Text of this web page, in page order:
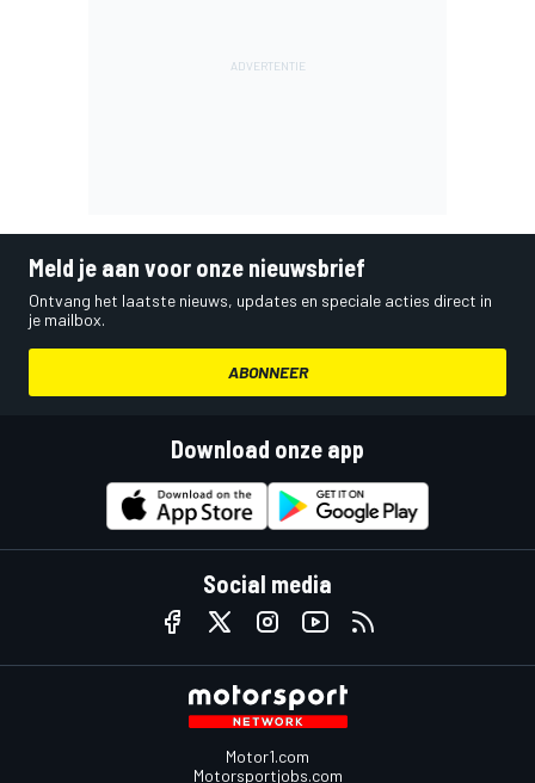
Meld je aan voor onze nieuwsbrief
Ontvang het laatste nieuws, updates en speciale acties direct in
je mailbox.
ABONNEER
Download onze app
Social media
Motor1.com
Motorsportjobs.com